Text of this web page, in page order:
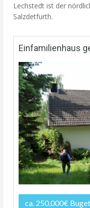
Lechstedt ist der
Salzdetfurth.
Einfamilienhaus
ca. 250,000€ Buget